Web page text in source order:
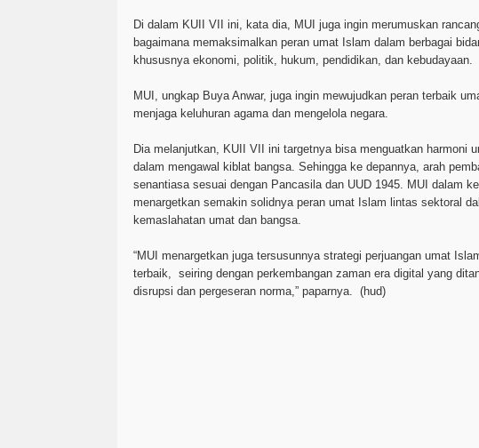
Di dalam KUII VII ini, kata dia, MUI juga ingin merumuskan
bagaimana memaksimalkan peran umat Islam dalam berbagai
khususnya ekonomi, politik, hukum, pendidikan, dan kebudayaan.
MUI, ungkap Buya Anwar, juga ingin mewujudkan peran terbaik
menjaga keluhuran agama dan mengelola negara.
Dia melanjutkan, KUII VII ini targetnya bisa menguatkan harmoni
dalam mengawal kiblat bangsa. Sehingga ke depannya, arah
senantiasa sesuai dengan Pancasila dan UUD 1945. MUI dalam
menargetkan semakin solidnya peran umat Islam lintas sektoral
kemaslahatan umat dan bangsa.
“MUI menargetkan juga tersusunnya strategi perjuangan umat
terbaik, seiring dengan perkembangan zaman era digital yang
disrupsi dan pergeseran norma,” paparnya. (hud)